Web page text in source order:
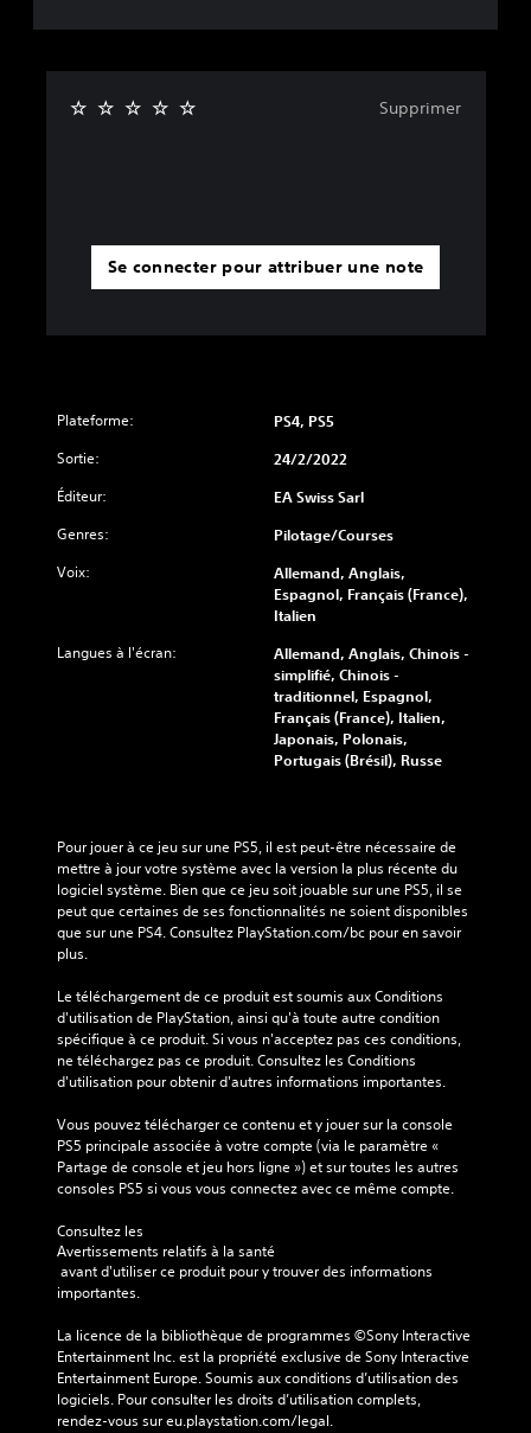
Se connecter pour attribuer une note
Supprimer
Plateforme: PS4, PS5
Sortie: 24/2/2022
Éditeur: EA Swiss Sarl
Genres: Pilotage/Courses
Voix:
Allemand, Anglais,
Espagnol, Français (France),
Italien
Langues à l'écran:
Allemand, Anglais, Chinois -
simplifié, Chinois -
traditionnel, Espagnol,
Français (France), Italien,
Japonais, Polonais,
Portugais (Brésil), Russe
Pour jouer à ce jeu sur une PS5, il est peut-être nécessaire de
mettre à jour votre système avec la version la plus récente du
logiciel système. Bien que ce jeu soit jouable sur une PS5, il se
peut que certaines de ses fonctionnalités ne soient disponibles
que sur une PS4. Consultez PlayStation.com/bc pour en savoir
plus.
Le téléchargement de ce produit est soumis aux Conditions
d'utilisation de PlayStation, ainsi qu'à toute autre condition
spécifique à ce produit. Si vous n'acceptez pas ces conditions,
ne téléchargez pas ce produit. Consultez les Conditions
d'utilisation pour obtenir d'autres informations importantes.
Vous pouvez télécharger ce contenu et y jouer sur la console
PS5 principale associée à votre compte (via le paramètre «
Partage de console et jeu hors ligne ») et sur toutes les autres
consoles PS5 si vous vous connectez avec ce même compte.
Consultez les
Avertissements relatifs à la santé
importantes.
La licence de la bibliothèque de programmes ©Sony Interactive
Entertainment Inc. est la propriété exclusive de Sony Interactive
Entertainment Europe. Soumis aux conditions d’utilisation des
logiciels. Pour consulter les droits d’utilisation complets,
rendez-vous sur eu.playstation.com/legal.